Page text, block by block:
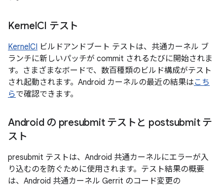
KernelCI テスト
KernelCI ビルドアンドブート テストは、共通カーネル ブ
ランチに新しいパッチが commit されるたびに開始されま
す。さまざまなボードで、数百種類のビルド構成がテスト
され起動されます。Android カーネルの最近の結果はこち
らで確認できます。
Android の presubmit テストと postsubmit テ
スト
presubmit テストは、Android 共通カーネルにエラーが入
り込むのを防ぐために使用されます。テスト結果の概要
は、Android 共通カーネル Gerrit のコード変更の